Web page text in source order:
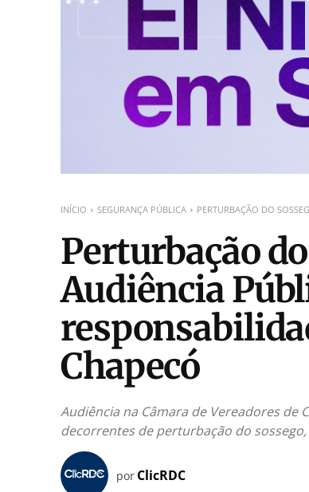
INÍCIO SEGURANÇA PÚBLICA PERTURBAÇÃO DO
Perturbação
Audiência
Chapecó
Audiência na Câmara de Vereadores
decorrentes de perturbação do
por ClicRDC